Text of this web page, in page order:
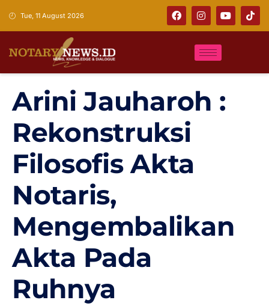
Tue, 11 August 2026
Arini Jauharoh :
Rekonstruksi
Filosofis Akta
Notaris,
Mengembalikan
Akta Pada
Ruhnya